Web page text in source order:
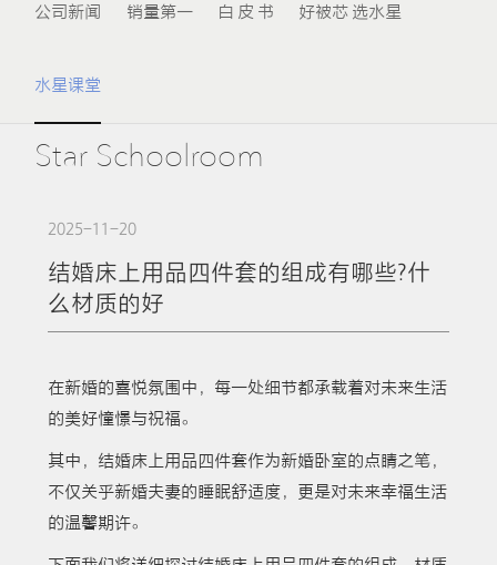
公司新闻 销量第一 白 皮 书 好被芯 选水星
水星课堂
Star Schoolroom
2025-11-20
结婚床上用品四件套的组成有哪些?什
么材质的好
在新婚的喜悦氛围中，每一处细节都承载着对未来生活
的美好憧憬与祝福。
其中，结婚床上用品四件套作为新婚卧室的点睛之笔，
不仅关乎新婚夫妻的睡眠舒适度，更是对未来幸福生活
的温馨期许。